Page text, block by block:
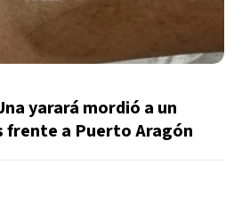
yarará mordió a un
frente a Puerto Aragón